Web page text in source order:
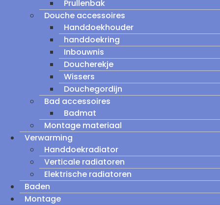
Prullenbak
Douche accessoires
Handdoekhouder
handdoekring
Inbouwnis
Doucherekje
Wissers
Douchegordijn
Bad accessoires
Badmat
Montage materiaal
Verwarming
Handdoekradiator
Verticale radiatoren
Elektrische radiatoren
Baden
Montage